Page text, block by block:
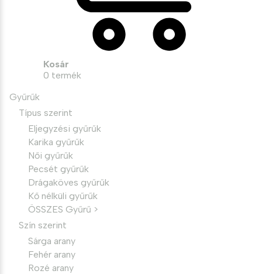
Kosár
0 termék
Gyűrűk
Típus szerint
Eljegyzési gyűrűk
Karika gyűrűk
Női gyűrűk
Pecsét gyűrűk
Drágaköves gyűrűk
Kő nélküli gyűrűk
ÖSSZES Gyűrű >
Szín szerint
Sárga arany
Fehér arany
Rozé arany